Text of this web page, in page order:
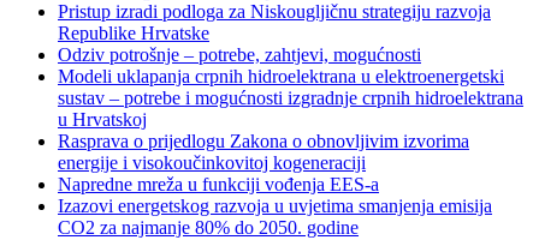
Pristup izradi podloga za Niskougljičnu strategiju razvoja
Republike Hrvatske
Odziv potrošnje – potrebe, zahtjevi, mogućnosti
Modeli uklapanja crpnih hidroelektrana u elektroenergetski
sustav – potrebe i mogućnosti izgradnje crpnih hidroelektrana
u Hrvatskoj
Rasprava o prijedlogu Zakona o obnovljivim izvorima
energije i visokoučinkovitoj kogeneraciji
Napredne mreža u funkciji vođenja EES-a
Izazovi energetskog razvoja u uvjetima smanjenja emisija
CO2 za najmanje 80% do 2050. godine